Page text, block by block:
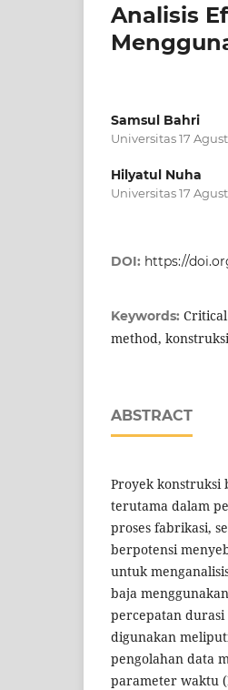
Analisis
Samsul Bahri
Universitas 17
Hilyatul Nuha
Universitas 17
DOI: https://
Keywords:
method,
ABSTRACT
Proyek konstruksi
terutama dalam
proses fabrikasi,
berpotensi
untuk
baja
percepatan durasi
digunakan
pengolahan data
parameter waktu